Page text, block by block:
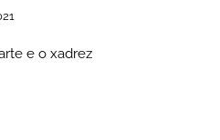
e o xadrez